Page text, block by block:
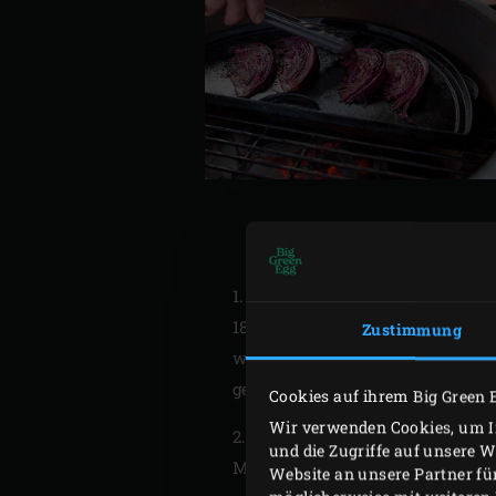
Zustimmung
Cookies auf ihrem Big Green
Wir verwenden Cookies, um
und die Zugriffe auf unsere
Website an unsere Partner
1. Das Big Green Egg mit dem
180 °C erhitzen. Den Kohl aus
wenig Sonnenblumenöl
geben; diese karamellisiert fast
2. Den Kohl vom Blech
Moon entfernen, sodass sie